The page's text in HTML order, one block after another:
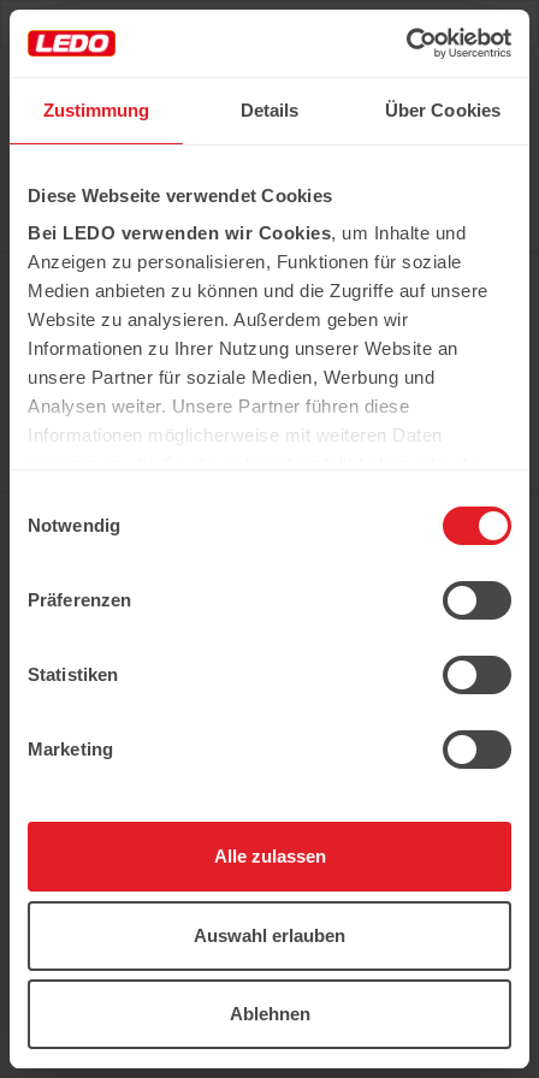
Zustimmung Details Über Cookies
Diese Webseite verwendet Cookies
Bei LEDO verwenden wir Cookies, um Inhalte und
Anzeigen zu personalisieren, Funktionen für soziale
Medien anbieten zu können und die Zugriffe auf unsere
Website zu analysieren. Außerdem geben wir
Informationen zu Ihrer Nutzung unserer Website an
unsere Partner für soziale Medien, Werbung und
Analysen weiter. Unsere Partner führen diese
Informationen möglicherweise mit weiteren Daten
haben.
Notwendig
Präferenzen
Statistiken
Marketing
Alle zulassen
Auswahl erlauben
Ablehnen
Alle notwendigen Produkte können Sie im Netzwerk
unserer Supermärkte Ledo kaufen
Erfahren Sie mehr
In der Kühweid 2a D-76661 Philippsburg-
Huttenheim
ledo.informiert@ledo-markt.de
der gesamte Inhalt sind urheberrechtlich
geschützt.